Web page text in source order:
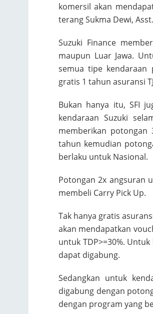
komersil akan
terang Sukma Dewi,
Suzuki Finance
maupun Luar Jawa.
semua tipe kendaraan
gratis 1 tahun asuransi
Bukan hanya itu, SFI
kendaraan Suzuki
memberikan
tahun kemudian
berlaku untuk Nasional.
Potongan 2x angsuran
membeli Carry Pick Up.
Tak hanya gratis
akan mendapatkan
untuk TDP>=30%.
dapat digabung.
Sedangkan untuk
digabung dengan
dengan program yang